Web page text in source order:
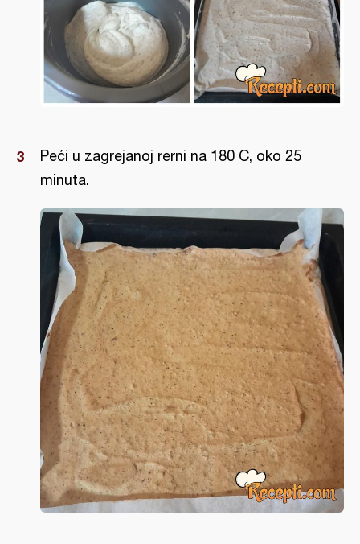
Peći u zagrejanoj rerni na 180 C, oko 25
minuta.